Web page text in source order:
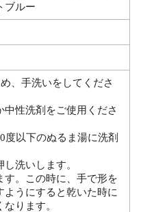
ブルー
、手洗いをしてくださ
中性洗剤をご使用くださ
度以下のぬるま湯に洗剤
し洗いします。
す。この時に、手で形を
ようにすると乾いた時に
ります。